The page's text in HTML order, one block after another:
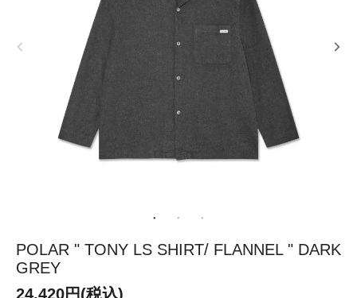
POLAR " TONY LS SHIRT/ FLANNEL " DARK
GREY
24,420円(税込)